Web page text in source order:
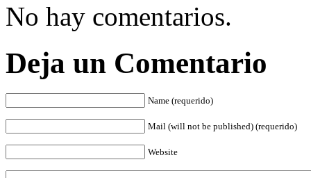
No hay comentarios.
Deja un Comentario
Name (requerido)
Mail (will not be published) (requerido)
Website